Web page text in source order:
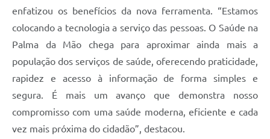
enfatizou os benefícios da nova ferramenta. “Estamos
colocando a tecnologia a serviço das pessoas. O Saúde na
Palma da Mão chega para aproximar ainda mais a
população dos serviços de saúde, oferecendo praticidade,
rapidez e acesso à informação de forma simples e
segura. É mais um avanço que demonstra nosso
compromisso com uma saúde moderna, eficiente e cada
vez mais próxima do cidadão”, destacou.